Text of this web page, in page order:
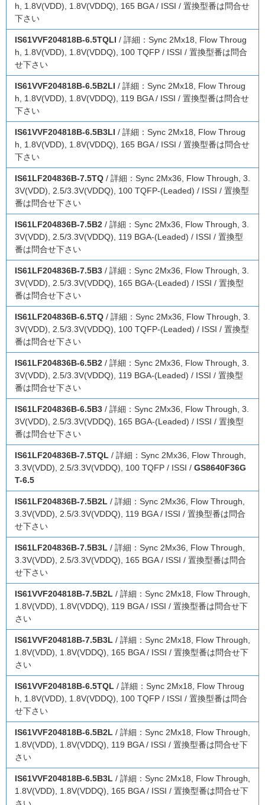
h, 1.8V(VDD), 1.8V(VDDQ), 165 BGA / ISSI / 置換型番は問合せ
下さい
IS61VVF204818B-6.5TQLI / 詳細：Sync 2Mx18, Flow Throug
h, 1.8V(VDD), 1.8V(VDDQ), 100 TQFP / ISSI / 置換型番は問合
せ下さい
IS61VVF204818B-6.5B2LI / 詳細：Sync 2Mx18, Flow Throug
h, 1.8V(VDD), 1.8V(VDDQ), 119 BGA / ISSI / 置換型番は問合せ
下さい
IS61VVF204818B-6.5B3LI / 詳細：Sync 2Mx18, Flow Throug
h, 1.8V(VDD), 1.8V(VDDQ), 165 BGA / ISSI / 置換型番は問合せ
下さい
IS61LF204836B-7.5TQ / 詳細：Sync 2Mx36, Flow Through, 3.
3V(VDD), 2.5/3.3V(VDDQ), 100 TQFP-(Leaded) / ISSI / 置換型
番は問合せ下さい
IS61LF204836B-7.5B2 / 詳細：Sync 2Mx36, Flow Through, 3.
3V(VDD), 2.5/3.3V(VDDQ), 119 BGA-(Leaded) / ISSI / 置換型
番は問合せ下さい
IS61LF204836B-7.5B3 / 詳細：Sync 2Mx36, Flow Through, 3.
3V(VDD), 2.5/3.3V(VDDQ), 165 BGA-(Leaded) / ISSI / 置換型
番は問合せ下さい
IS61LF204836B-6.5TQ / 詳細：Sync 2Mx36, Flow Through, 3.
3V(VDD), 2.5/3.3V(VDDQ), 100 TQFP-(Leaded) / ISSI / 置換型
番は問合せ下さい
IS61LF204836B-6.5B2 / 詳細：Sync 2Mx36, Flow Through, 3.
3V(VDD), 2.5/3.3V(VDDQ), 119 BGA-(Leaded) / ISSI / 置換型
番は問合せ下さい
IS61LF204836B-6.5B3 / 詳細：Sync 2Mx36, Flow Through, 3.
3V(VDD), 2.5/3.3V(VDDQ), 165 BGA-(Leaded) / ISSI / 置換型
番は問合せ下さい
IS61LF204836B-7.5TQL / 詳細：Sync 2Mx36, Flow Through,
3.3V(VDD), 2.5/3.3V(VDDQ), 100 TQFP / ISSI / GS8640F36G
T-6.5
IS61LF204836B-7.5B2L / 詳細：Sync 2Mx36, Flow Through,
3.3V(VDD), 2.5/3.3V(VDDQ), 119 BGA / ISSI / 置換型番は問合
せ下さい
IS61LF204836B-7.5B3L / 詳細：Sync 2Mx36, Flow Through,
3.3V(VDD), 2.5/3.3V(VDDQ), 165 BGA / ISSI / 置換型番は問合
せ下さい
IS61VVF204818B-7.5B2L / 詳細：Sync 2Mx18, Flow Through,
1.8V(VDD), 1.8V(VDDQ), 119 BGA / ISSI / 置換型番は問合せ下
さい
IS61VVF204818B-7.5B3L / 詳細：Sync 2Mx18, Flow Through,
1.8V(VDD), 1.8V(VDDQ), 165 BGA / ISSI / 置換型番は問合せ下
さい
IS61VVF204818B-6.5TQL / 詳細：Sync 2Mx18, Flow Throug
h, 1.8V(VDD), 1.8V(VDDQ), 100 TQFP / ISSI / 置換型番は問合
せ下さい
IS61VVF204818B-6.5B2L / 詳細：Sync 2Mx18, Flow Through,
1.8V(VDD), 1.8V(VDDQ), 119 BGA / ISSI / 置換型番は問合せ下
さい
IS61VVF204818B-6.5B3L / 詳細：Sync 2Mx18, Flow Through,
1.8V(VDD), 1.8V(VDDQ), 165 BGA / ISSI / 置換型番は問合せ下
さい